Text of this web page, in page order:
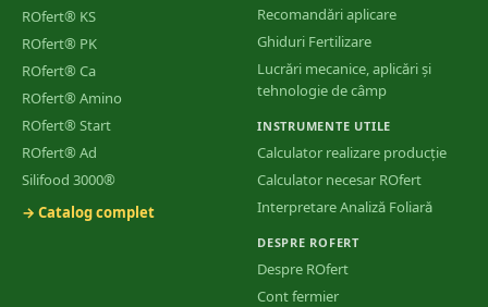
ROfert® KS
ROfert® PK
ROfert® Ca
ROfert® Amino
ROfert® Start
ROfert® Ad
Silifood 3000®
→ Catalog complet
Recomandări aplicare
Ghiduri Fertilizare
Lucrări mecanice, aplicări și
tehnologie de câmp
INSTRUMENTE UTILE
Calculator realizare producție
Calculator necesar ROfert
Interpretare Analiză Foliară
DESPRE ROFERT
Despre ROfert
Cont fermier